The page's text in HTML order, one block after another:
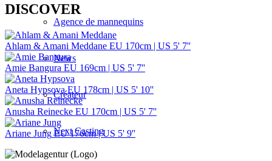
Agence de mannequins
News
Créateur
Next Casting
DISCOVER
Ahlam & Amani Meddane EU 170cm | US 5' 7''
Amie Bangura EU 169cm | US 5' 7''
Aneta Hypsova EU 178cm | US 5' 10''
Anusha Reinecke EU 170cm | US 5' 7''
Ariane Jung EU 176cm | US 5' 9''